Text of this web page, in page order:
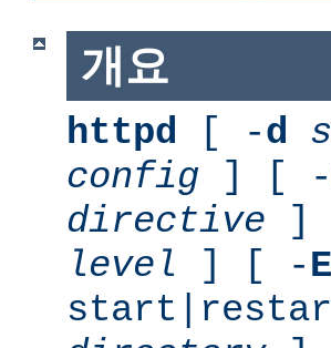
개요
httpd [ -d
config ] [ -
directive ]
level ] [ -E